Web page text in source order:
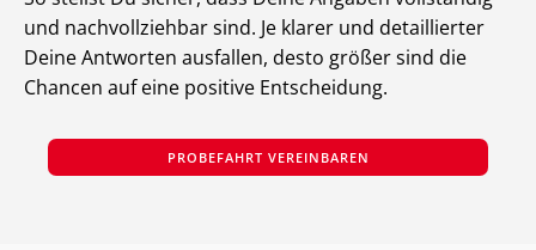
und nachvollziehbar sind. Je klarer und detaillierter
Deine Antworten ausfallen, desto größer sind die
Chancen auf eine positive Entscheidung.
PROBEFAHRT VEREINBAREN